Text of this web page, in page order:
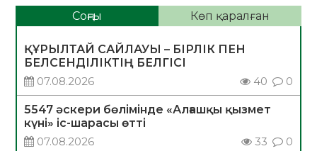
Соңғы Көп қаралған
ҚҰРЫЛТАЙ САЙЛАУЫ – БІРЛІК ПЕН
БЕЛСЕНДІЛІКТІҢ БЕЛГІСІ
07.08.2026
40 0
5547 әскери бөлімінде «Алғашқы қызмет
күні» іс-шарасы өтті
07.08.2026
33 0